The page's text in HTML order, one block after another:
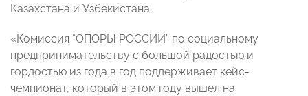
Казахстана и Узбекистана.
«Комиссия “ОПОРЫ РОССИИ” по социальному
предпринимательству с большой радостью и
гордостью из года в год поддерживает кейс-
чемпионат, который в этом году вышел на